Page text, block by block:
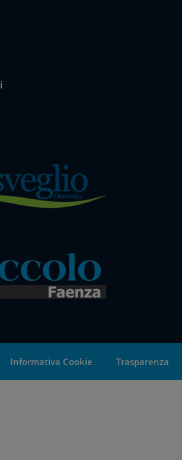
Informativa Cookie Trasparenza